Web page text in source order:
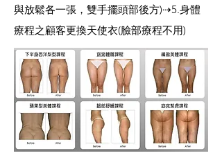
與放鬆各一張，雙手擺頭部後方)⇢5.身體
療程之顧客更換天使衣(臉部療程不用)